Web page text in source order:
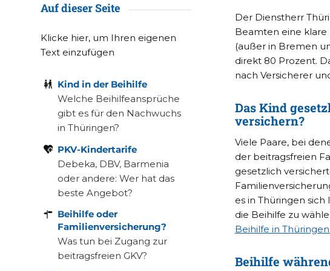
Auf dieser Seite
Klicke hier, um Ihren eigenen
Text einzufügen
Kind in der Beihilfe
Welche Beihilfeansprüche
gibt es für den Nachwuchs
in Thüringen?
PKV-Kindertarife
Debeka, DBV, Barmenia
oder andere: Wer hat das
beste Angebot?
Beihilfe oder
Familienversicherung?
Was tun bei Zugang zur
beitragsfreien GKV?
Der Dienstherr
Beamten eine klare
(außer in Bremen
direkt 80 Prozent.
nach Versicherer
Das Kind
versichern?
Viele Paare, bei
der beitragsfreien
gesetzlich
es in Thüringen
die Beihilfe zu
Beihilfe in
Beihilfe